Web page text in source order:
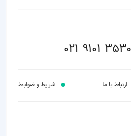
021 9101 3530
ارتباط با ما شرایط و ضوابـط